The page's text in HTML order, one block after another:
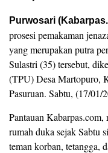
Purwosari
prosesi pemakaman
yang merupakan putra
Sulastri (35) tersebut,
(TPU) Desa Martopuro,
Pasuruan. Sabtu, (17/01/
Pantauan Kabarpas.com,
rumah duka sejak Sabtu
teman korban, tetangga,